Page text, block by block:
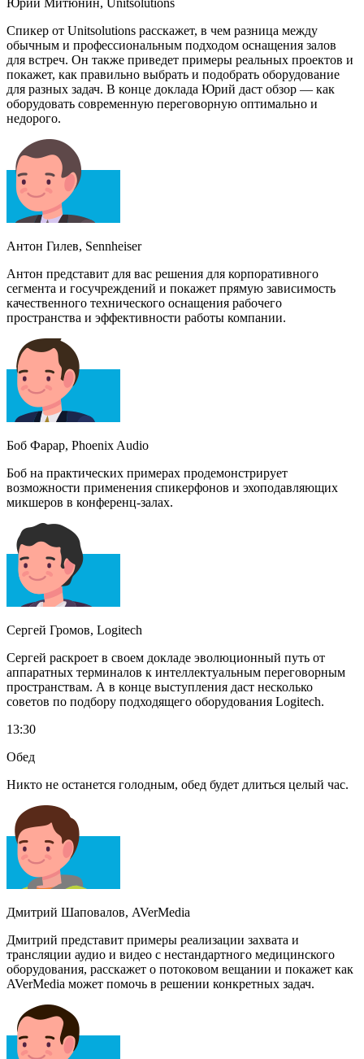
Спикер от Unitsolutions расскажет, в чем разница между
обычным и профессиональным подходом оснащения залов
для встреч. Он также приведет примеры реальных проектов и
покажет, как правильно выбрать и подобрать оборудование
для разных задач. В конце доклада Юрий даст обзор — как
оборудовать современную переговорную оптимально и
недорого.
Антон Гилев, Sennheiser
Антон представит для вас решения для корпоративного
сегмента и госучреждений и покажет прямую зависимость
качественного технического оснащения рабочего
пространства и эффективности работы компании.
Боб Фарар, Phoenix Audio
Боб на практических примерах продемонстрирует
возможности применения спикерфонов и эхоподавляющих
микшеров в конференц-залах.
Сергей Громов, Logitech
Сергей раскроет в своем докладе эволюционный путь от
аппаратных терминалов к интеллектуальным переговорным
пространствам. А в конце выступления даст несколько
советов по подбору подходящего оборудования Logitech.
13:30
Обед
Никто не останется голодным, обед будет длиться целый час.
Дмитрий Шаповалов, AVerMedia
Дмитрий представит примеры реализации захвата и
трансляции аудио и видео с нестандартного медицинского
оборудования, расскажет о потоковом вещании и покажет как
AVerMedia может помочь в решении конкретных задач.